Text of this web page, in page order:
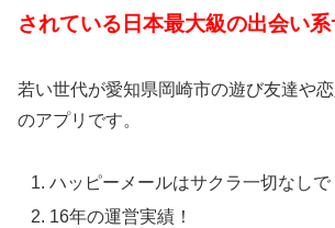
されている日本最大級の出会い系
若い世代が愛知県岡崎市の遊び友達や
のアプリです。
ハッピーメールはサクラ一切なしで
16年の運営実績！